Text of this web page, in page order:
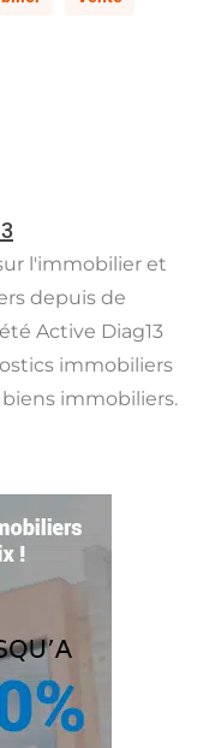
l'immobilier et
depuis de
Active Diag13
immobiliers
immobiliers.